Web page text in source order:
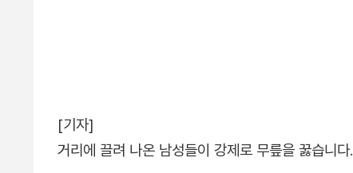
[기자]
거리에 끌려 나온 남성들이 강제로 무릎을 꿇습니다.